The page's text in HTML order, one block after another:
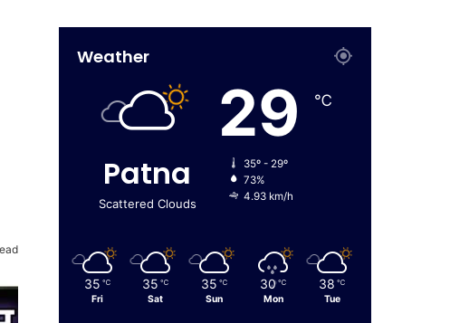
Weather
Patna
Scattered Clouds
29 ℃
35º - 29º
73%
4.93 km/h
35 ℃
Fri
35 ℃
Sat
35 ℃
Sun
30 ℃
Mon
38 ℃
Tue